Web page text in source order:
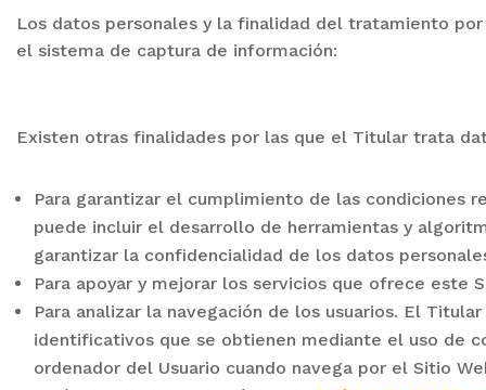
Los datos personales y la finalidad del tratamiento
el sistema de captura de información:
Existen otras finalidades por las que el Titular trata
Para garantizar el cumplimiento de las condiciones
puede incluir el desarrollo de herramientas y
garantizar la confidencialidad de los datos
Para apoyar y mejorar los servicios que ofrece este
Para analizar la navegación de los usuarios. El
identificativos que se obtienen mediante el uso de
ordenador del Usuario cuando navega por el Sitio